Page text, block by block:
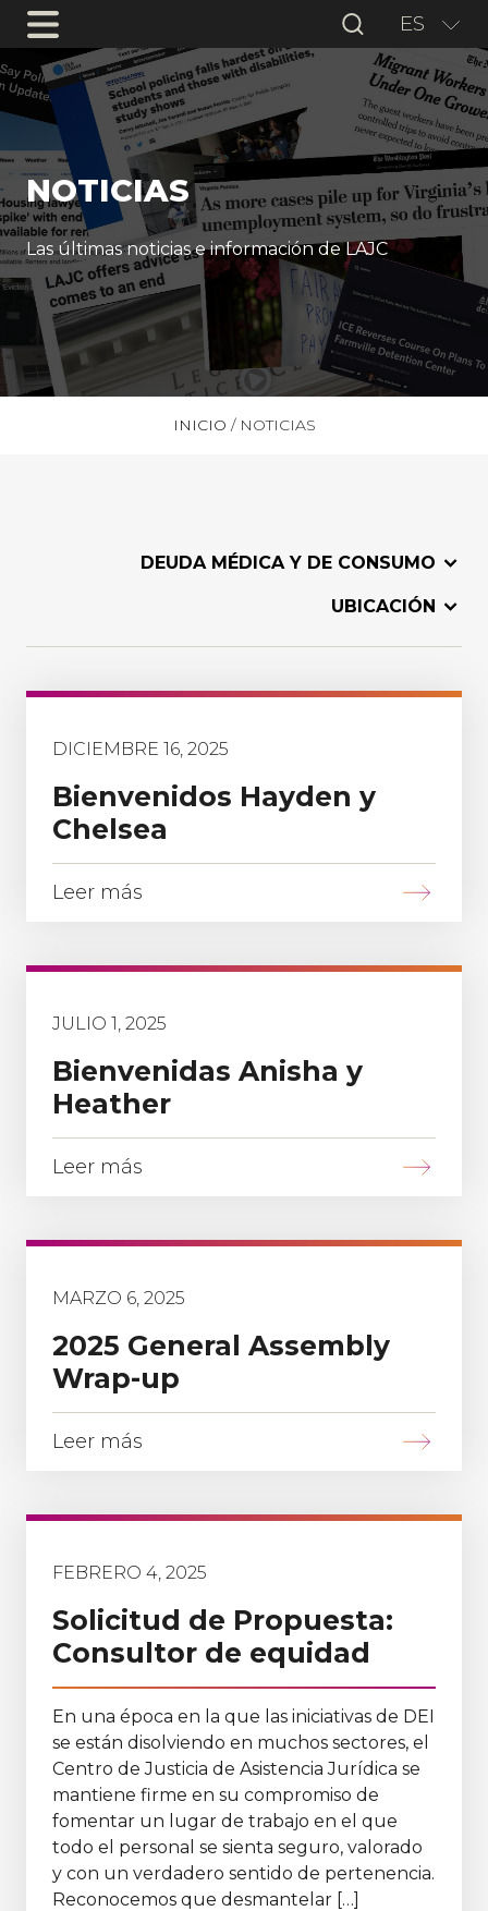
ES
NOTICIAS
Las últimas noticias e información de LAJC
INICIO / NOTICIAS
DEUDA MÉDICA Y DE CONSUMO
UBICACIÓN
DICIEMBRE 16, 2025
Bienvenidos Hayden y
Chelsea
Leer más
JULIO 1, 2025
Bienvenidas Anisha y
Heather
Leer más
MARZO 6, 2025
2025 General Assembly
Wrap-up
Leer más
FEBRERO 4, 2025
Solicitud de Propuesta:
Consultor de equidad
En una época en la que las iniciativas de DEI
se están disolviendo en muchos sectores, el
Centro de Justicia de Asistencia Jurídica se
mantiene firme en su compromiso de
fomentar un lugar de trabajo en el que
todo el personal se sienta seguro, valorado
y con un verdadero sentido de pertenencia.
Reconocemos que desmantelar […]